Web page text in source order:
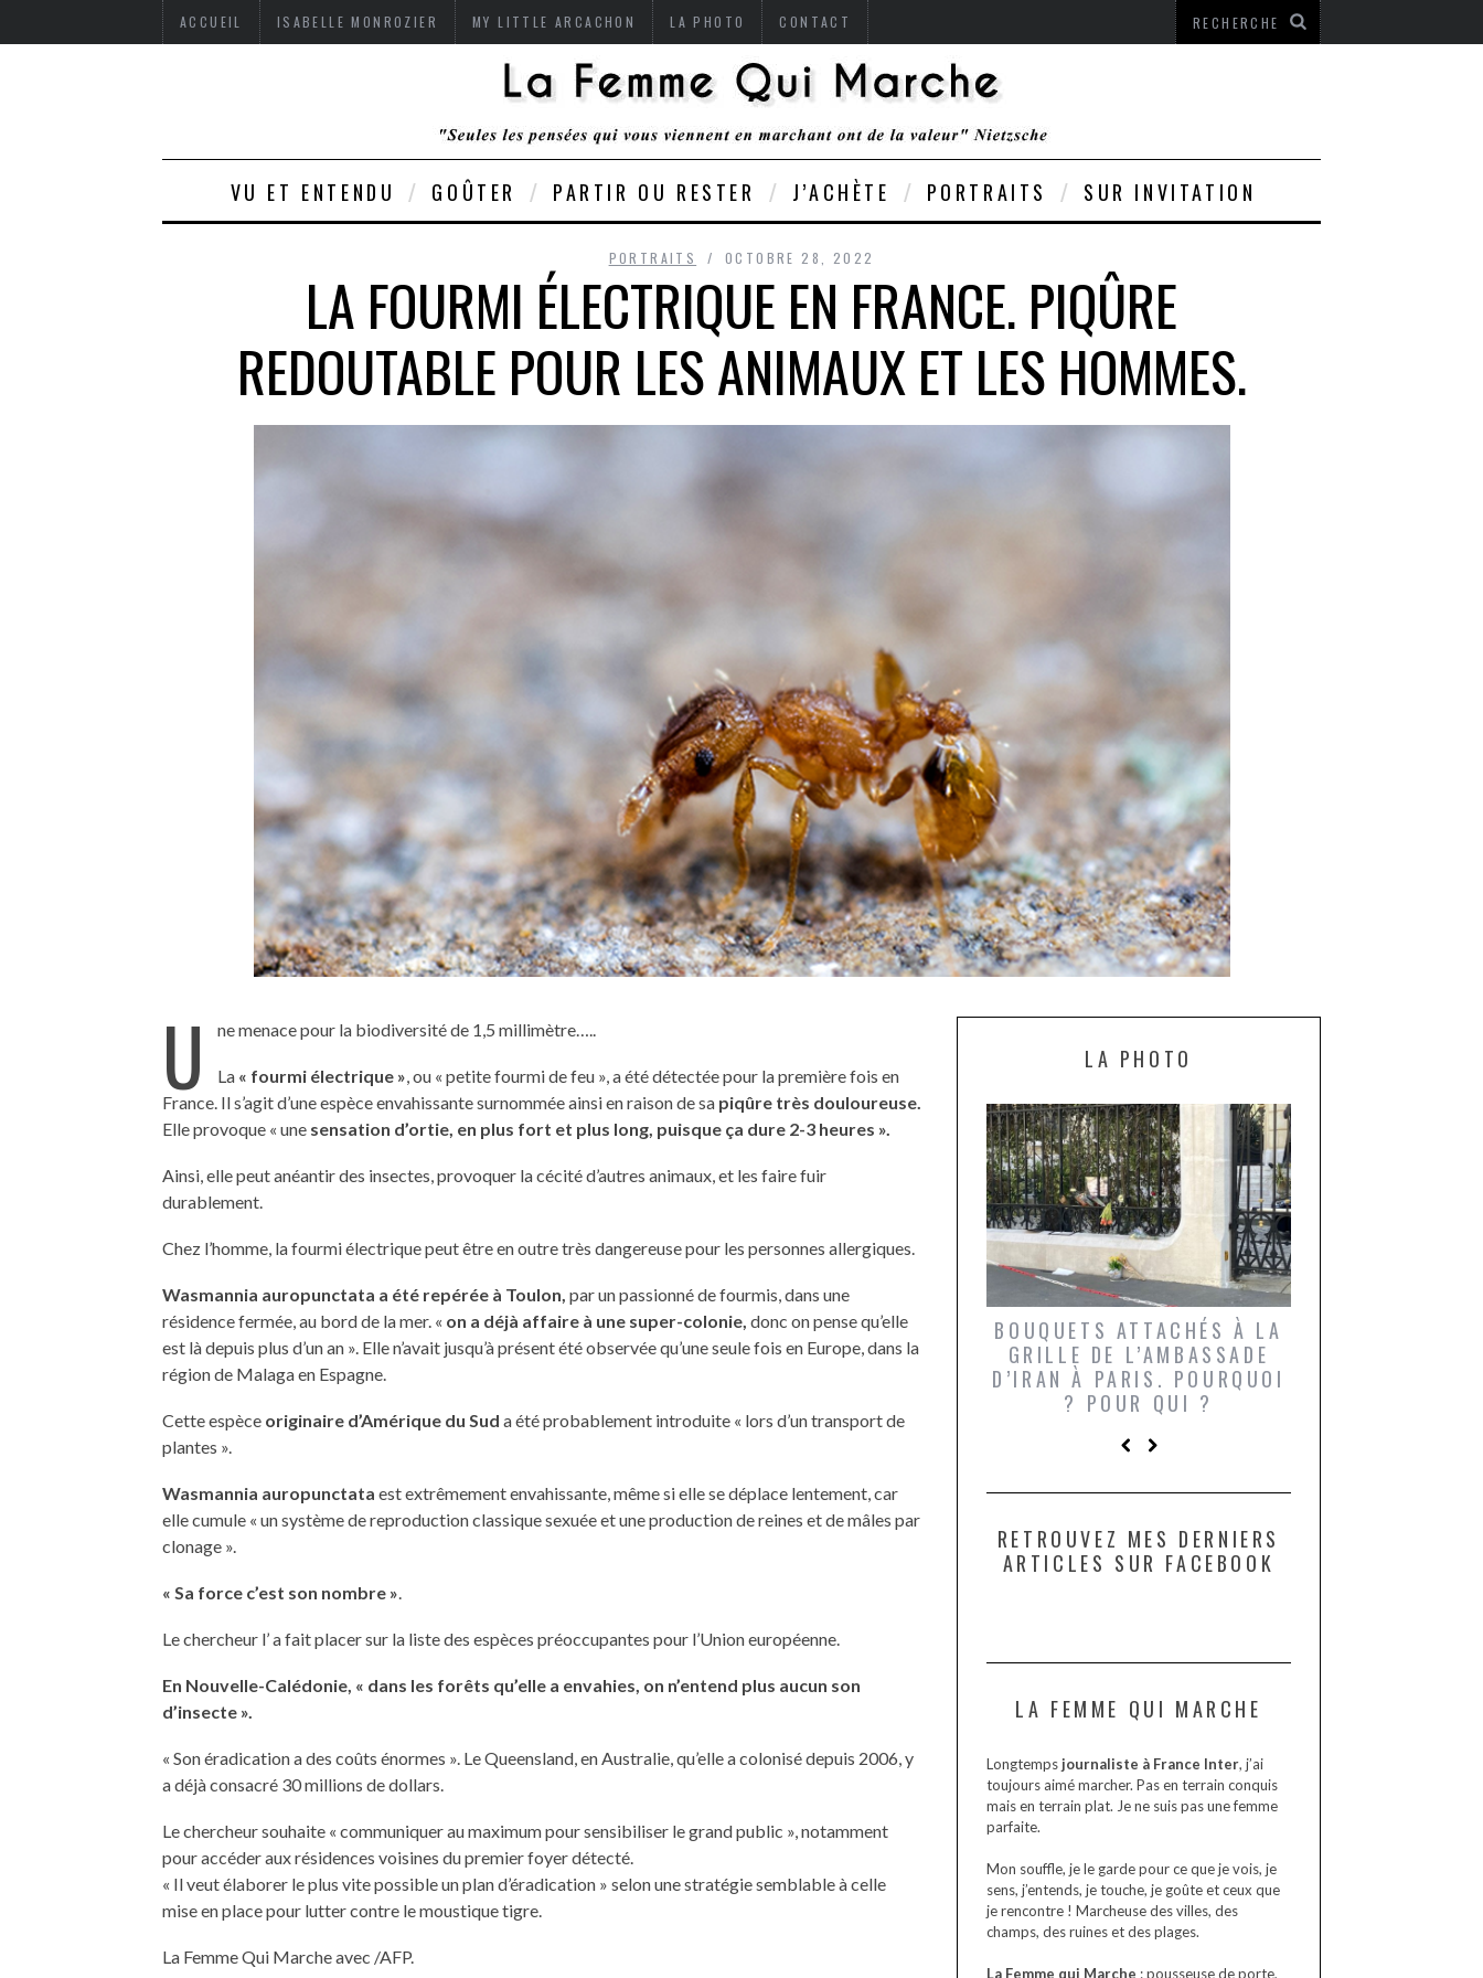
ACCUEIL ISABELLE MONROZIER MY LITTLE ARCACHON LA PHOTO CONTACT
VU ET ENTENDU GOÛTER PARTIR OU RESTER J’ACHÈTE PORTRAITS SUR INVITATION
PORTRAITS OCTOBRE 28, 2022
LA FOURMI ÉLECTRIQUE EN FRANCE. PIQÛRE
REDOUTABLE POUR LES ANIMAUX ET LES HOMMES.
U ne menace pour la biodiversité de 1,5 millimètre…..
La « fourmi électrique », ou « petite fourmi de feu », a été détectée pour la première fois en
France. Il s’agit d’une espèce envahissante surnommée ainsi en raison de sa piqûre très douloureuse.
Elle provoque « une sensation d’ortie, en plus fort et plus long, puisque ça dure 2-3 heures ».
Ainsi, elle peut anéantir des insectes, provoquer la cécité d’autres animaux, et les faire fuir
durablement.
Chez l’homme, la fourmi électrique peut être en outre très dangereuse pour les personnes allergiques.
Wasmannia auropunctata a été repérée à Toulon, par un passionné de fourmis, dans une
résidence fermée, au bord de la mer. « on a déjà affaire à une super-colonie, donc on pense qu’elle
est là depuis plus d’un an ». Elle n’avait jusqu’à présent été observée qu’une seule fois en Europe, dans la
région de Malaga en Espagne.
Cette espèce originaire d’Amérique du Sud a été probablement introduite « lors d’un transport de
plantes ».
Wasmannia auropunctata est extrêmement envahissante, même si elle se déplace lentement, car
elle cumule « un système de reproduction classique sexuée et une production de reines et de mâles par
clonage ».
« Sa force c’est son nombre ».
Le chercheur l’ a fait placer sur la liste des espèces préoccupantes pour l’Union européenne.
En Nouvelle-Calédonie, « dans les forêts qu’elle a envahies, on n’entend plus aucun son
d’insecte ».
« Son éradication a des coûts énormes ». Le Queensland, en Australie, qu’elle a colonisé depuis 2006, y
a déjà consacré 30 millions de dollars.
Le chercheur souhaite « communiquer au maximum pour sensibiliser le grand public », notamment
pour accéder aux résidences voisines du premier foyer détecté.
« Il veut élaborer le plus vite possible un plan d’éradication » selon une stratégie semblable à celle
mise en place pour lutter contre le moustique tigre.
La Femme Qui Marche avec /AFP.
LA PHOTO
UNE MOUETTE SUR LA TÊTE
DE LA VIERGE À BIARRITZ.
BOUQUETS ATTACHÉS À LA
GRILLE DE L’AMBASSADE
D’IRAN À PARIS. POURQUOI
? POUR QUI ?
RETROUVEZ MES DERNIERS
ARTICLES SUR FACEBOOK
LA FEMME QUI MARCHE
Longtemps journaliste à France Inter, j’ai
toujours aimé marcher. Pas en terrain conquis
mais en terrain plat. Je ne suis pas une femme
parfaite.
Mon souffle, je le garde pour ce que je vois, je
sens, j’entends, je touche, je goûte et ceux que
je rencontre ! Marcheuse des villes, des
champs, des ruines et des plages.
La Femme qui Marche : pousseuse de porte,